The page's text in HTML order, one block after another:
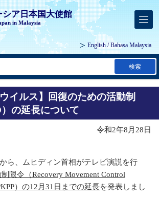
シア日本国大使館
in Malaysia
English/Bahasa Malaysia
検索
イルス】回復のための活動制
の延長について
令和2年8月28日
ら、ムヒディン首相がテレビ演説を行
限令（Recovery Movement Control
）の12月31日までの延長を発表しまし